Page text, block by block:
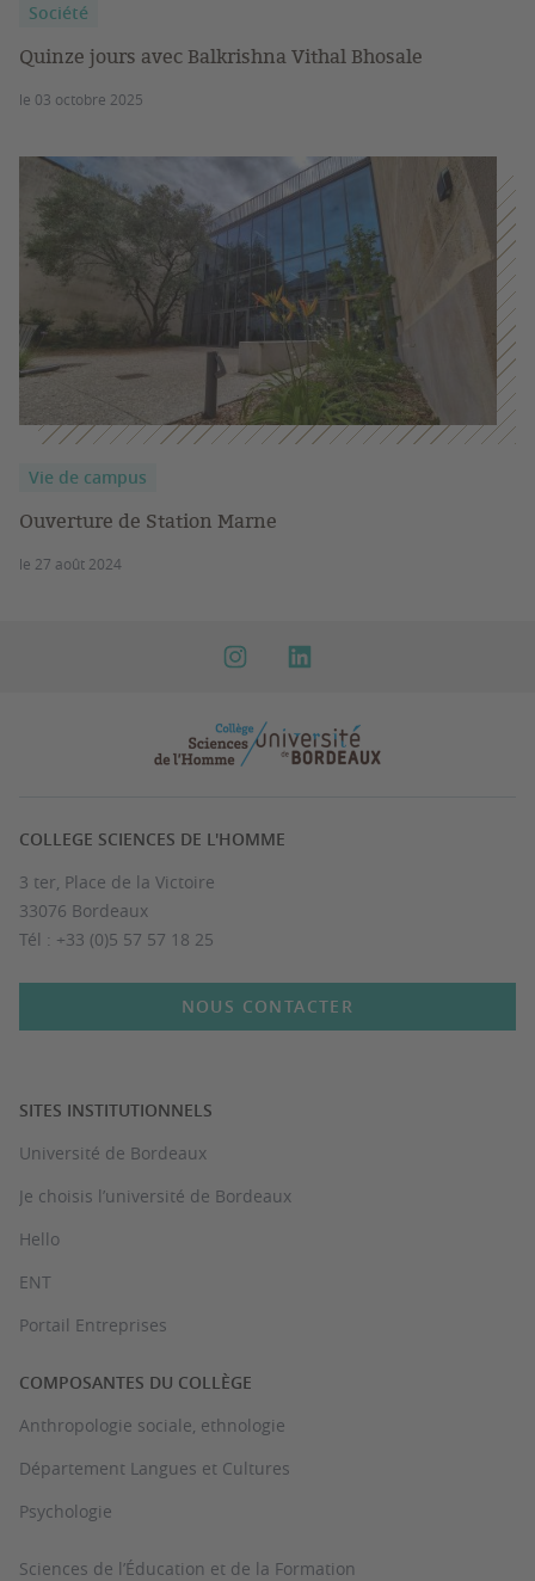
Société
Quinze jours avec Balkrishna Vithal Bhosale
le 03 octobre 2025
Vie de campus
Ouverture de Station Marne
le 27 août 2024
COLLEGE SCIENCES DE L'HOMME
3 ter, Place de la Victoire
33076 Bordeaux
Tél : +33 (0)5 57 57 18 25
NOUS CONTACTER
SITES INSTITUTIONNELS
Université de Bordeaux
Je choisis l’université de Bordeaux
Hello
ENT
Portail Entreprises
COMPOSANTES DU COLLÈGE
Anthropologie sociale, ethnologie
Département Langues et Cultures
Psychologie
Sciences de l’Éducation et de la Formation